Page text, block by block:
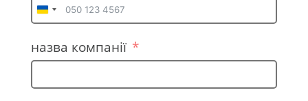
U
r
i
назва компанії